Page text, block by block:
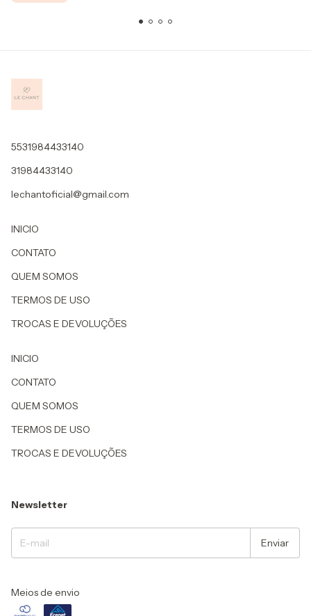
5531984433140
31984433140
lechantoficial@gmail.com
INICIO
CONTATO
QUEM SOMOS
TERMOS DE USO
TROCAS E DEVOLUÇÕES
INICIO
CONTATO
QUEM SOMOS
TERMOS DE USO
TROCAS E DEVOLUÇÕES
Newsletter
Meios de envio